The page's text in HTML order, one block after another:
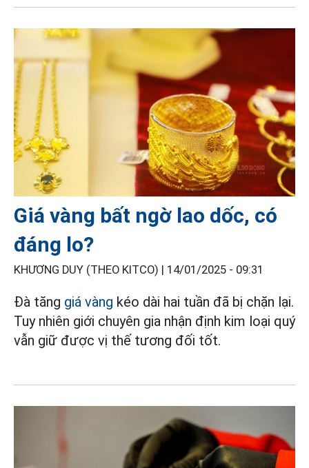
Giá vàng bất ngờ lao dốc, có
đáng lo?
KHƯƠNG DUY (THEO KITCO) | 14/01/2025 - 09:31
Đà tăng giá vàng kéo dài hai tuần đã bị chặn lại.
Tuy nhiên giới chuyên gia nhận định kim loại quý
vẫn giữ được vị thế tương đối tốt.